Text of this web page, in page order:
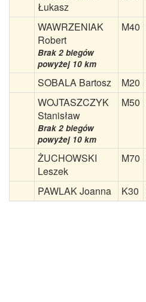
Łukasz
WAWRZENIAK
Robert
Brak 2 biegów
powyżej 10 km
M40
SOBALA Bartosz M20
WOJTASZCZYK
Stanisław
Brak 2 biegów
powyżej 10 km
M50
ŻUCHOWSKI
Leszek
M70
PAWLAK Joanna K30